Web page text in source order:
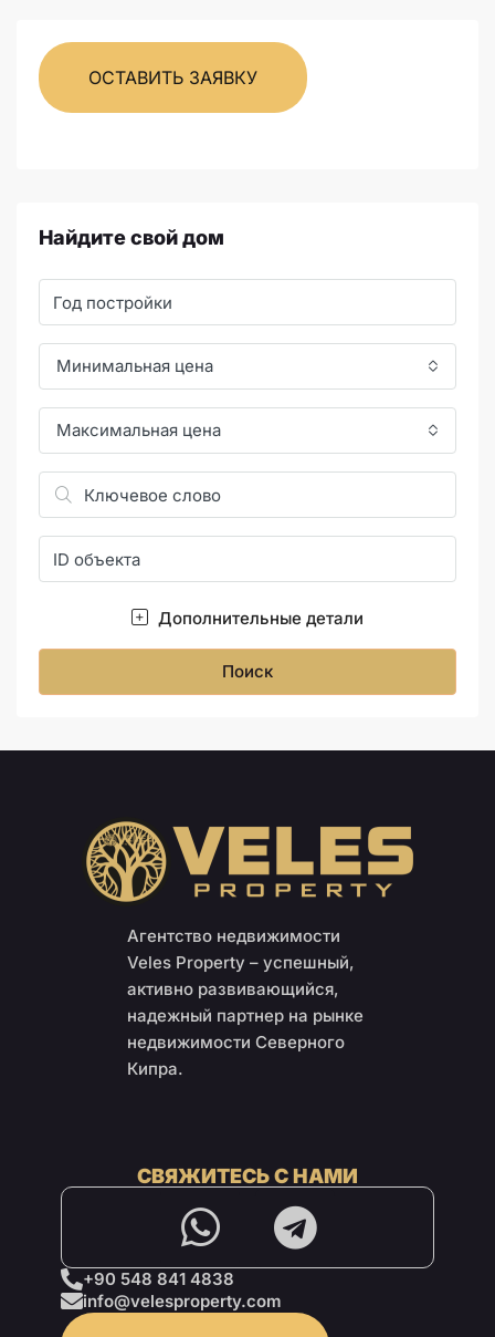
ОСТАВИТЬ ЗАЯВКУ
Найдите свой дом
Минимальная цена
Максимальная цена
Дополнительные детали
Поиск
Агентство недвижимости
Veles Property – успешный,
активно развивающийся,
надежный партнер на рынке
недвижимости Северного
Кипра.
СВЯЖИТЕСЬ С НАМИ
+90 548 841 4838
info@velesproperty.com